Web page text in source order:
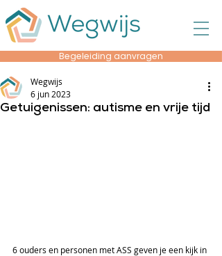
Begeleiding aanvragen
Getuigenissen: autisme en vrije tijd
Wegwijs
6 jun 2023
6 ouders en personen met ASS geven je een kijk in